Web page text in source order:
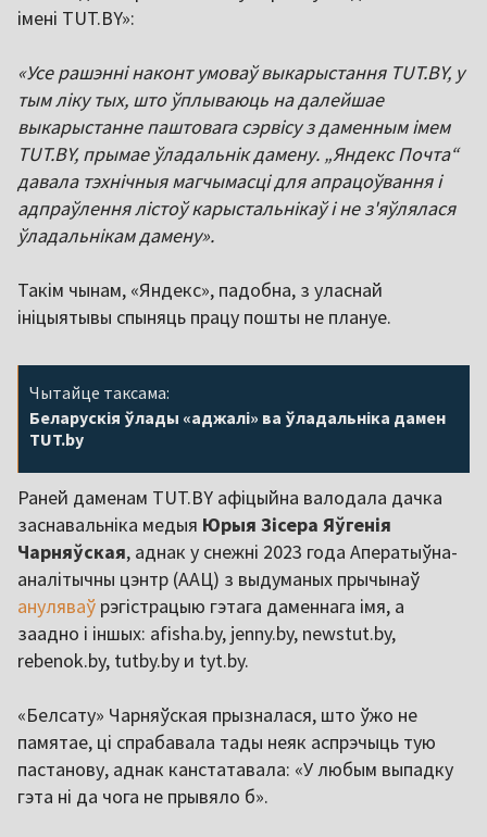
імені TUT.BY»:
«Усе рашэнні наконт умоваў выкарыстання TUT.BY, у
тым ліку тых, што ўплываюць на далейшае
выкарыстанне паштовага сэрвісу з даменным імем
TUT.BY, прымае ўладальнік дамену. „Яндекс Почта“
давала тэхнічныя магчымасці для апрацоўвання і
адпраўлення лістоў карыстальнікаў і не з'яўлялася
ўладальнікам дамену».
Такім чынам, «Яндекс», падобна, з уласнай
ініцыятывы спыняць працу пошты не плануе.
Чытайце таксама:
Беларускія ўлады «аджалі» ва ўладальніка дамен
TUT.by
Раней даменам TUT.BY афіцыйна валодала дачка
заснавальніка медыя Юрыя Зісера Яўгенія
Чарняўская, аднак у снежні 2023 года Аператыўна-
аналітычны цэнтр (ААЦ) з выдуманых прычынаў
ануляваў рэгістрацыю гэтага даменнага імя, а
заадно і іншых: afisha.by, jenny.by, newstut.by,
rebenok.by, tutby.by и tyt.by.
«Белсату» Чарняўская прызналася, што ўжо не
памятае, ці спрабавала тады неяк аспрэчыць тую
пастанову, аднак канстатавала: «У любым выпадку
гэта ні да чога не прывяло б».